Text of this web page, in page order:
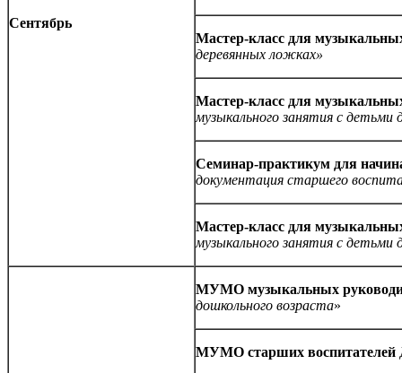
Сентябрь
Мастер-класс для
деревянных ложках»
Мастер-класс для
музыкального занятия с
Семинар-практикум для
документация старшего
Мастер-класс для
музыкального занятия с
МУМО музыкальных
дошкольного возраста»
МУМО старших воспитателей